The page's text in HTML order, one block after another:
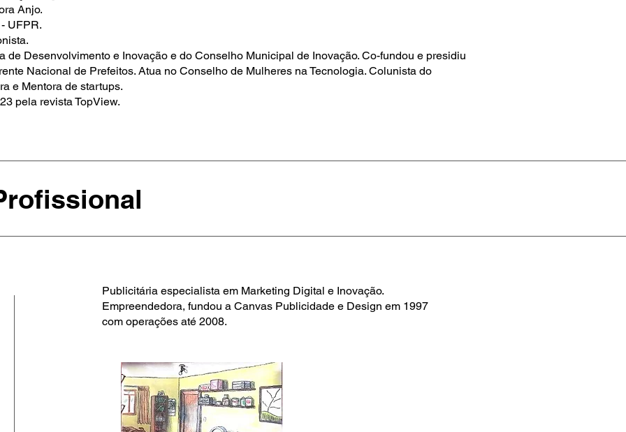
Anjo.
UFPR.
de Desenvolvimento e Inovação e do Conselho Municipal de Inovação. Co-fundou e presidiu
Nacional de Prefeitos. Atua no Conselho de Mulheres na Tecnologia. Colunista do
e Mentora de startups.
pela revista TopView.
Publicitária especialista em Marketing Digital e Inovação.
Empreendedora, fundou a Canvas Publicidade e Design em 1997
com operações até 2008.